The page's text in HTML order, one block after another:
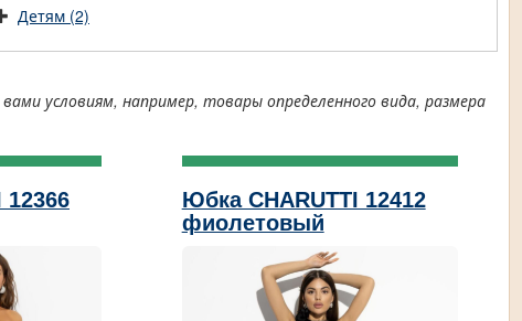
Детям (2)
условиям, например, товары определенного вида, размера
12366
Юбка CHARUTTI 12412
фиолетовый